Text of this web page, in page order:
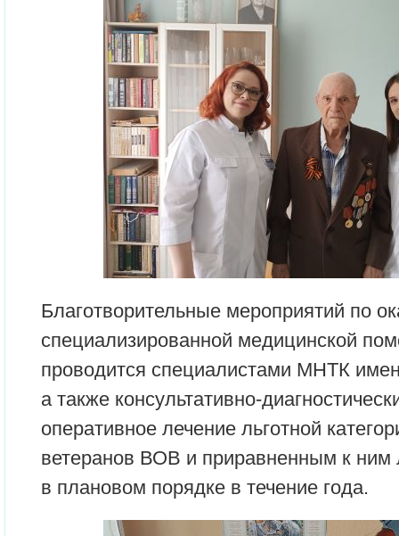
Благотворительные мероприятий по
специализированной медицинской
проводится специалистами МНТК
а также консультативно-
оперативное лечение льготной
ветеранов ВОВ и приравненным к ним
в плановом порядке в течение года.